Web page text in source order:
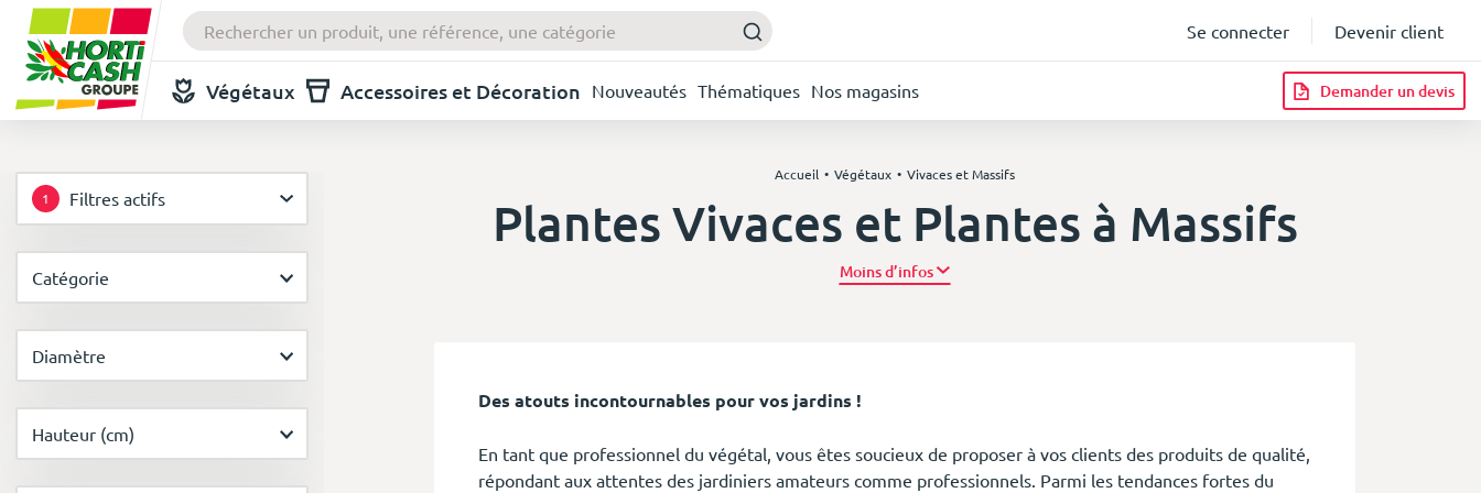
Se connecter Devenir client
Végétaux Accessoires et Décoration Nouveautés Thématiques Nos magasins Demander un devis
1 Filtres actifs
Catégorie
Diamètre
Hauteur (cm)
Accueil Végétaux Vivaces et Massifs
Plantes Vivaces et Plantes à Massifs
Plus d’infos
Des atouts incontournables pour vos jardins !
En tant que professionnel du végétal, vous êtes soucieux de proposer à vos clients des produits de qualité,
répondant aux attentes des jardiniers amateurs comme professionnels. Parmi les tendances fortes du